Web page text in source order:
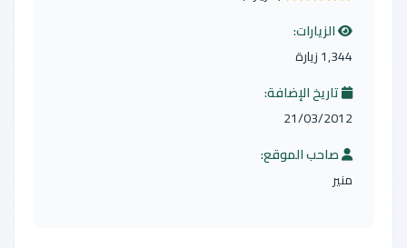
الزيارات:
1,344 زيارة
تاريخ الإضافة:
21/03/2012
صاحب الموقع:
منير